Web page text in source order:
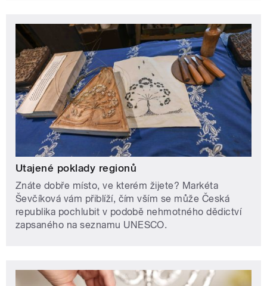
Utajené poklady regionů
Znáte dobře místo, ve kterém žijete? Markéta
Ševčíková vám přiblíží, čím vším se může Česká
republika pochlubit v podobě nehmotného dědictví
zapsaného na seznamu UNESCO.